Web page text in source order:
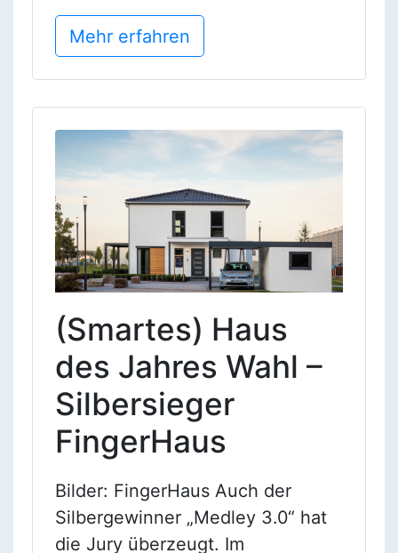
Mehr erfahren
(Smartes) Haus
des Jahres Wahl –
Silbersieger
FingerHaus
Bilder: FingerHaus Auch der
Silbergewinner „Medley 3.0“ hat
die Jury überzeugt. Im